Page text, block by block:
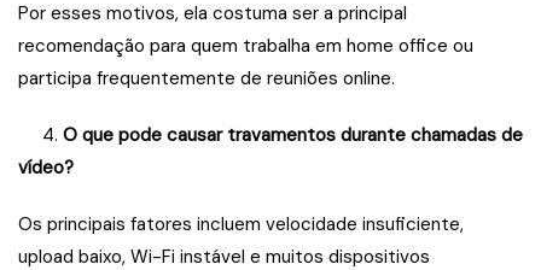
Por esses motivos, ela costuma ser a principal
recomendação para quem trabalha em home office ou
participa frequentemente de reuniões online.
4. O que pode causar travamentos durante chamadas de
vídeo?
Os principais fatores incluem velocidade insuficiente,
upload baixo, Wi-Fi instável e muitos dispositivos